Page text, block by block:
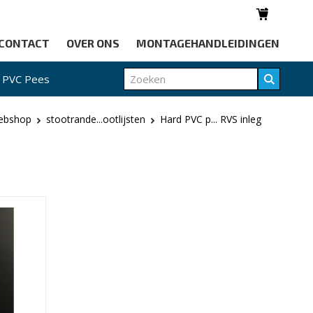
OVER ONS MONTAGEHANDLEIDINGEN
PVC Pees
stootrande...ootlijsten Hard PVC p... RVS inleg